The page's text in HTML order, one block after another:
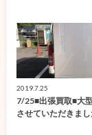
2019.7.25
7/25■出張買取■大
させていただきま